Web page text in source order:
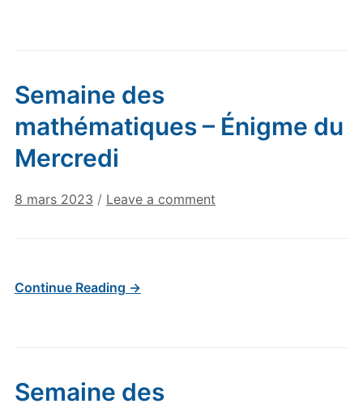
Semaine des
mathématiques – Énigme du
Mercredi
8 mars 2023 / Leave a comment
Continue Reading →
Semaine des